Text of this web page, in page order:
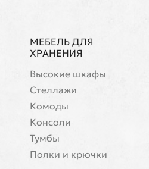
МЕБЕЛЬ ДЛЯ
ХРАНЕНИЯ
Высокие шкафы
Стеллажи
Комоды
Консоли
Тумбы
Полки и крючки